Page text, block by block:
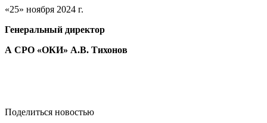
«25» ноября 2024 г.
Генеральный директор
А СРО «ОКИ» А.В. Тихонов
Поделиться новостью